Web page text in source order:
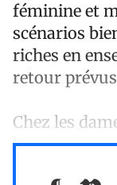
féminine et
scénarios
riches en
retour
Chez les